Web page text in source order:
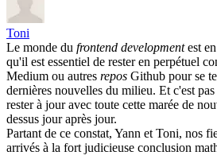
Toni
Le monde du frontend developmentest
qu'il est essentiel de rester en perpétuel
Medium ou autres repos Github pour se
dernières nouvelles du milieu. Et c'est
rester à jour avec toute cette marée de
dessus jour après jour.
Partant de ce constat, Yann et Toni, nos
arrivés à la fort judicieuse conclusion